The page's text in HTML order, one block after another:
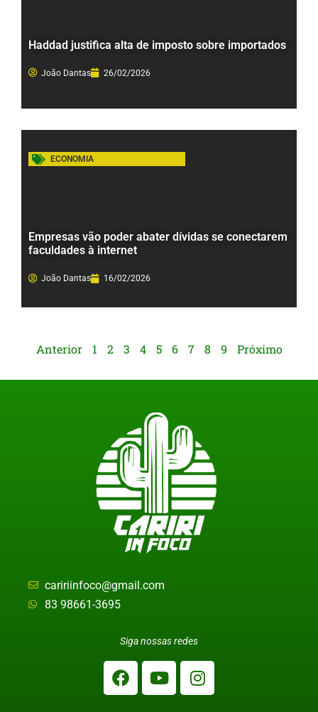
Haddad justifica alta de imposto sobre importados
João Dantas 26/02/2026
ECONOMIA
Empresas vão poder abater dívidas se conectarem
faculdades à internet
João Dantas 16/02/2026
Anterior 1 2 3 4 5 6 7 8 9 Próximo
caririinfoco@gmail.com
83 98661-3695
Siga nossas redes